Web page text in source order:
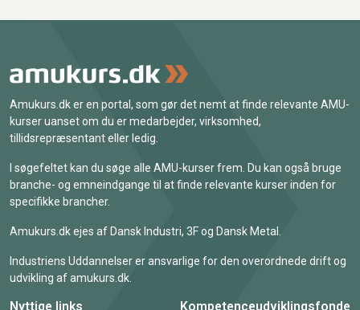
Amukurs.dk er en portal, som gør det nemt at finde relevante AMU-
kurser uanset om du er medarbejder, virksomhed,
tillidsrepræsentant eller ledig.
I søgefeltet kan du søge alle AMU-kurser frem. Du kan også bruge
branche- og emneindgange til at finde relevante kurser inden for
specifikke brancher.
Amukurs.dk ejes af Dansk Industri, 3F og Dansk Metal.
Industriens Uddannelser er ansvarlige for den overordnede drift og
udvikling af amukurs.dk.
Nyttige links Kompetenceudviklingsfonde